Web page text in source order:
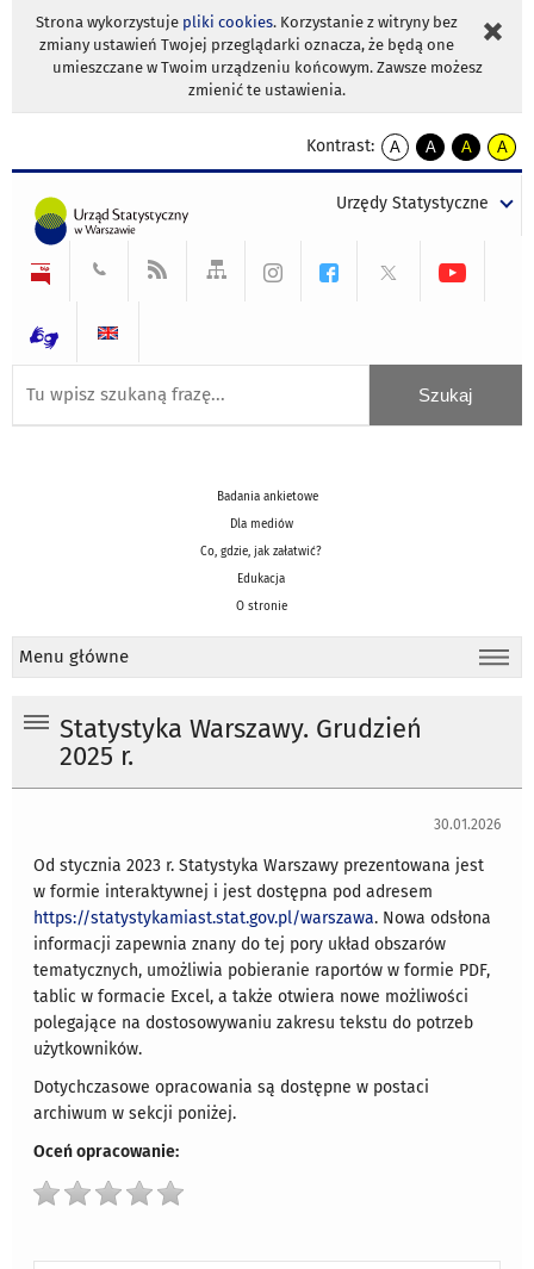
Strona wykorzystuje pliki cookies. Korzystanie z witryny bez
zmiany ustawień Twojej przeglądarki oznacza, że będą one
umieszczane w Twoim urządzeniu końcowym. Zawsze możesz
zmienić te ustawienia.
Kontrast:
A
kontrast
A
kontrast
tekst
czarnym
A
kontrast
tekst
czarnym
A
tekst
żółtym
Urzędy Statystyczne
Badania ankietowe
Dla mediów
Co, gdzie, jak załatwić?
Edukacja
O stronie
Menu główne
Statystyka Warszawy. Grudzień
2025 r.
30.01.2026
Od stycznia 2023 r. Statystyka Warszawy prezentowana jest
w formie interaktywnej i jest dostępna pod adresem
https://statystykamiast.stat.gov.pl/warszawa. Nowa odsłona
informacji zapewnia znany do tej pory układ obszarów
tematycznych, umożliwia pobieranie raportów w formie PDF,
tablic w formacie Excel, a także otwiera nowe możliwości
polegające na dostosowywaniu zakresu tekstu do potrzeb
użytkowników.
Dotychczasowe opracowania są dostępne w postaci
archiwum w sekcji poniżej.
Oceń opracowanie: